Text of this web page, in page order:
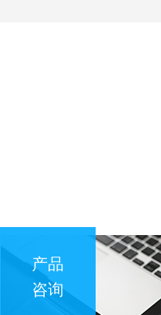
产品
咨询